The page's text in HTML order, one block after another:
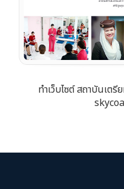
ทำเว็บไซต์ สถาบันเต